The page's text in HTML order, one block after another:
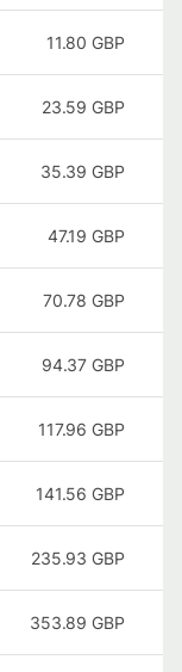
11.80 GBP
23.59 GBP
35.39 GBP
47.19 GBP
70.78 GBP
94.37 GBP
117.96 GBP
141.56 GBP
235.93 GBP
353.89 GBP